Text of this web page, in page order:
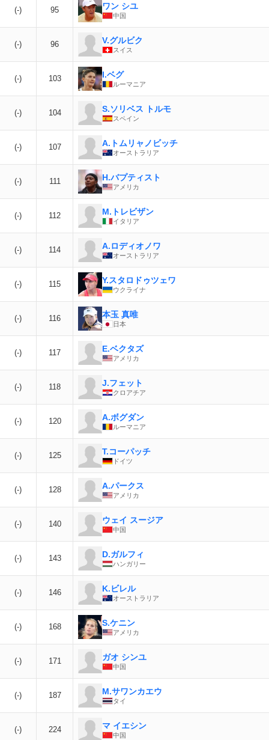
(-) 95 ワン シユ
中国
(-) 96 V.グルビク
スイス
(-) 103 I.ベグ
ルーマニア
(-) 104 S.ソリベス トルモ
スペイン
(-) 107 A.トムリャノビッチ
オーストラリア
(-) 111 H.バプティスト
アメリカ
(-) 112 M.トレビザン
イタリア
(-) 114 A.ロディオノワ
オーストラリア
(-) 115 Y.スタロドゥツェワ
ウクライナ
(-) 116 本玉 真唯
日本
(-) 117 E.ベクタズ
アメリカ
(-) 118 J.フェット
クロアチア
(-) 120 A.ボグダン
ルーマニア
(-) 125 T.コーパッチ
ドイツ
(-) 128 A.パークス
アメリカ
(-) 140 ウェイ スージア
中国
(-) 143 D.ガルフィ
ハンガリー
(-) 146 K.ビレル
オーストラリア
(-) 168 S.ケニン
アメリカ
(-) 171 ガオ シンユ
中国
(-) 187 M.サワンカエウ
タイ
(-) 224 マ イエシン
中国